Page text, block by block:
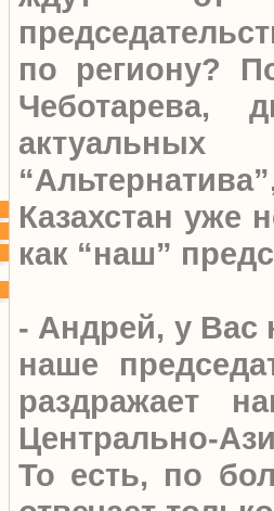
по региону?
Чеботарева,
актуальных
Казахстан уже
как “наш”
- Андрей, у Вас
наше
раздражает
Центрально-
То есть, по